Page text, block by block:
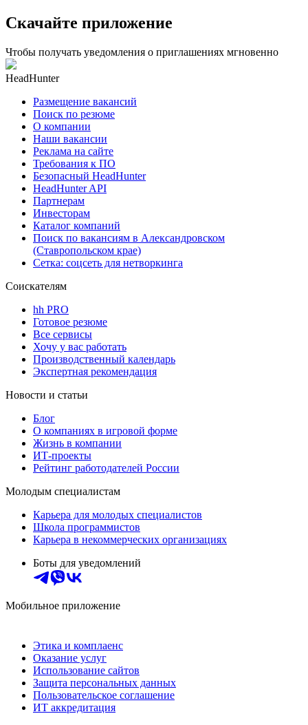
Скачайте приложение
Чтобы получать уведомления о приглашениях мгновенно
HeadHunter
Размещение вакансий
Поиск по резюме
О компании
Наши вакансии
Реклама на сайте
Требования к ПО
Безопасный HeadHunter
HeadHunter API
Партнерам
Инвесторам
Каталог компаний
Поиск по вакансиям в Александровском
(Ставропольском крае)
Сетка: соцсеть для нетворкинга
Соискателям
hh PRO
Готовое резюме
Все сервисы
Хочу у вас работать
Производственный календарь
Экспертная рекомендация
Новости и статьи
Блог
О компаниях в игровой форме
Жизнь в компании
ИТ-проекты
Рейтинг работодателей России
Молодым специалистам
Карьера для молодых специалистов
Школа программистов
Карьера в некоммерческих организациях
Боты для уведомлений
Мобильное приложение
Этика и комплаенс
Оказание услуг
Использование сайтов
Защита персональных данных
Пользовательское соглашение
ИТ аккредитация